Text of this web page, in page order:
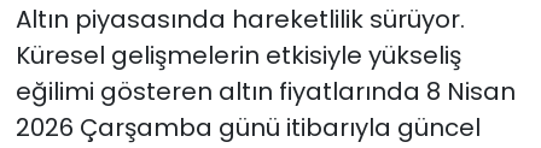
Altın piyasasında hareketlilik sürüyor.
Küresel gelişmelerin etkisiyle yükseliş
eğilimi gösteren altın fiyatlarında 8 Nisan
2026 Çarşamba günü itibarıyla güncel